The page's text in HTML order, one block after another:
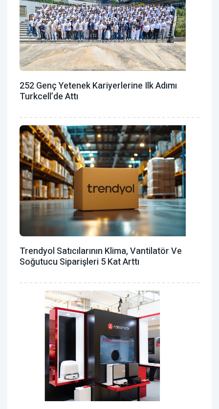
252 Genç Yetenek Kariyerlerine Ilk Adımı
Turkcell’de Attı
Trendyol Satıcılarının Klima, Vantilatör ‎ve
Soğutucu Siparişleri 5 Kat Arttı